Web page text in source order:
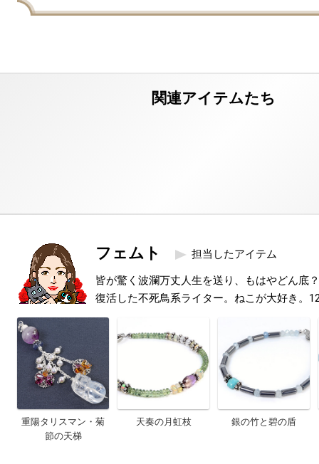
フェムト 担当したアイテム
皆が驚く波瀾万丈人生を送り、もはやどん底
復活した不死鳥系ライター。ねこが大好き。
重陽タリスマン・菊
節の天梯
天奏の月虹枝 銀の竹と碧の盾